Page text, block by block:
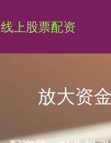
线上股票配资
放大资